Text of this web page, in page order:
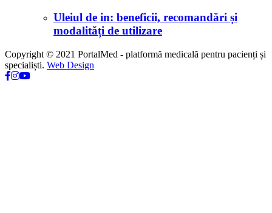
Uleiul de in: beneficii, recomandări și
modalități de utilizare
Copyright © 2021 PortalMed - platformă medicală pentru pacienți și
specialiști. Web Design